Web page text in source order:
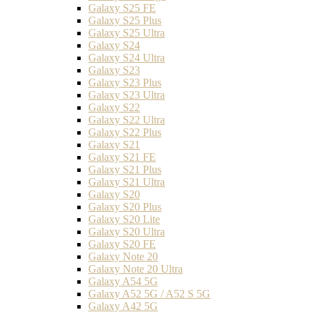
Galaxy S25 FE
Galaxy S25 Plus
Galaxy S25 Ultra
Galaxy S24
Galaxy S24 Ultra
Galaxy S23
Galaxy S23 Plus
Galaxy S23 Ultra
Galaxy S22
Galaxy S22 Ultra
Galaxy S22 Plus
Galaxy S21
Galaxy S21 FE
Galaxy S21 Plus
Galaxy S21 Ultra
Galaxy S20
Galaxy S20 Plus
Galaxy S20 Lite
Galaxy S20 Ultra
Galaxy S20 FE
Galaxy Note 20
Galaxy Note 20 Ultra
Galaxy A54 5G
Galaxy A52 5G / A52 S 5G
Galaxy A42 5G